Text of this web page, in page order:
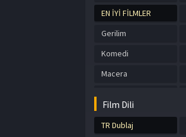
EN İYİ FİLMLER
Gerilim
Komedi
Macera
Film Dili
TR Dublaj